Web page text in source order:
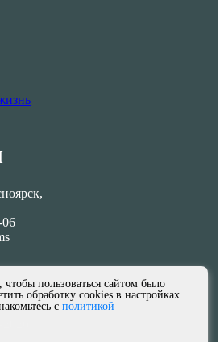
06
пользоваться сайтом было
обработку cookies в настройках
с политикой